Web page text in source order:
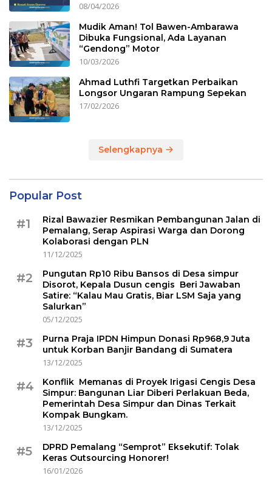
08/04/2026
Mudik Aman! Tol Bawen-Ambarawa
Dibuka Fungsional, Ada Layanan
“Gendong” Motor
10/03/2026
Ahmad Luthfi Targetkan Perbaikan
Longsor Ungaran Rampung Sepekan
17/02/2026
Selengkapnya
Popular Post
#1
Rizal Bawazier Resmikan Pembangunan Jalan di
Pemalang, Serap Aspirasi Warga dan Dorong
Kolaborasi dengan PLN
11/12/2025
#2
Pungutan Rp10 Ribu Bansos di Desa simpur
Disorot, Kepala Dusun cengis Beri Jawaban
Satire: “Kalau Mau Gratis, Biar LSM Saja yang
Salurkan”
05/12/2025
#3
Purna Praja IPDN Himpun Donasi Rp968,9 Juta
untuk Korban Banjir Bandang di Sumatera
13/12/2025
#4
Konflik Memanas di Proyek Irigasi Cengis Desa
Simpur: Bangunan Liar Diberi Perlakuan Beda,
Pemerintah Desa Simpur dan Dinas Terkait
Kompak Bungkam.
13/12/2025
#5
DPRD Pemalang “Semprot” Eksekutif: Tolak
Keras Outsourcing Honorer!
16/01/2026